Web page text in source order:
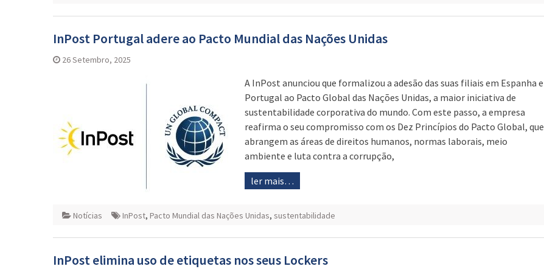
InPost Portugal adere ao Pacto Mundial das Nações Unidas
26 Setembro, 2025
A InPost anunciou que formalizou a adesão das suas filiais em Espanha e
Portugal ao Pacto Global das Nações Unidas, a maior iniciativa de
sustentabilidade corporativa do mundo. Com este passo, a empresa
reafirma o seu compromisso com os Dez Princípios do Pacto Global, que
abrangem as áreas de direitos humanos, normas laborais, meio
ambiente e luta contra a corrupção,
ler mais…
Notícias InPost, Pacto Mundial das Nações Unidas, sustentabilidade
InPost elimina uso de etiquetas nos seus Lockers